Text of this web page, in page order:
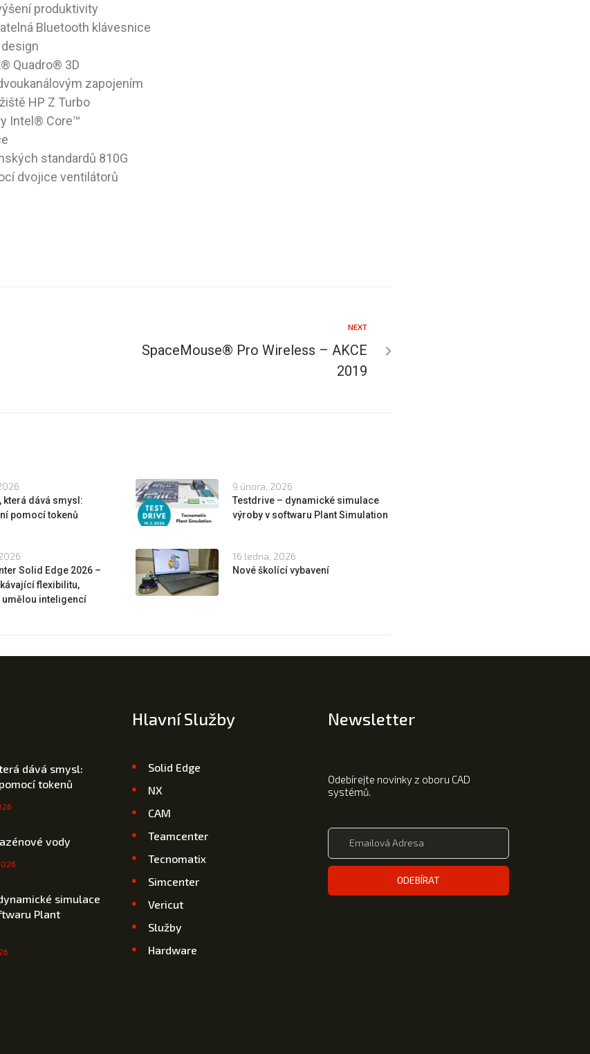
produktivity
Bluetooth klávesnice
Quadro® 3D
zapojením
HP Z Turbo
Intel® Core™
standardů 810G
dvojice ventilátorů
NEXT
SpaceMouse® Pro Wireless – AKCE
2019
která dává smysl:
pomocí tokenů
9 února, 2026
Testdrive – dynamické simulace
výroby v softwaru Plant Simulation
Solid Edge 2026 –
flexibilitu,
umělou inteligencí
16 ledna, 2026
Nové školící vybavení
dává smysl:
tokenů
vody
simulace
Plant
Hlavní Služby
Solid Edge
NX
CAM
Teamcenter
Tecnomatix
Simcenter
Vericut
Služby
Hardware
Newsletter
Odebírejte novinky z oboru CAD
systémů.
ODEBÍRAT